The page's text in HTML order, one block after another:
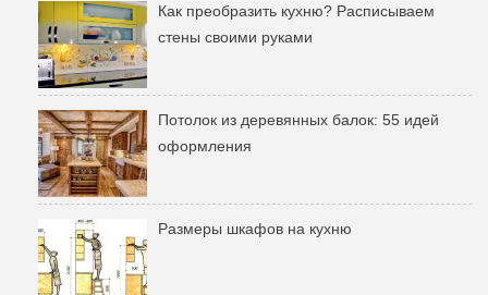
Как преобразить кухню? Расписываем
стены своими руками
Потолок из деревянных балок: 55 идей
оформления
Размеры шкафов на кухню